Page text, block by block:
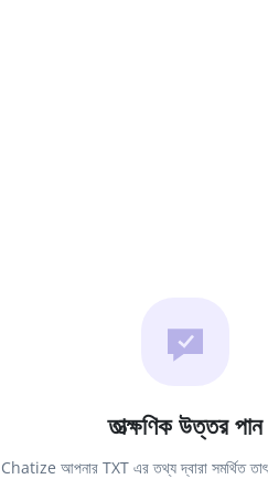
তাত্ক্ষণিক উত্তর পান
Chatize আপনার TXT এর তথ্য দ্বারা সমর্থিত